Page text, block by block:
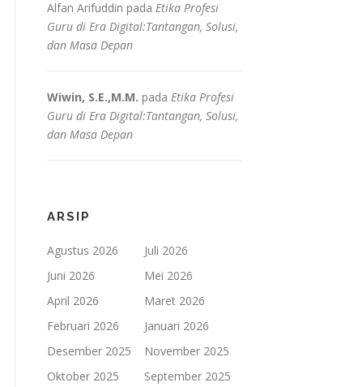
Alfan Arifuddin pada Etika Profesi
Guru di Era Digital:Tantangan, Solusi,
dan Masa Depan
Wiwin, S.E.,M.M. pada Etika Profesi
Guru di Era Digital:Tantangan, Solusi,
dan Masa Depan
ARSIP
Agustus 2026
Juli 2026
Juni 2026
Mei 2026
April 2026
Maret 2026
Februari 2026
Januari 2026
Desember 2025
November 2025
Oktober 2025
September 2025